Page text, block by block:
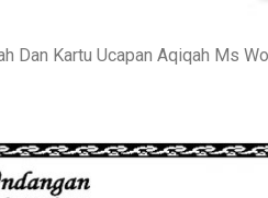
Dan Kartu Ucapan Aqiqah Ms